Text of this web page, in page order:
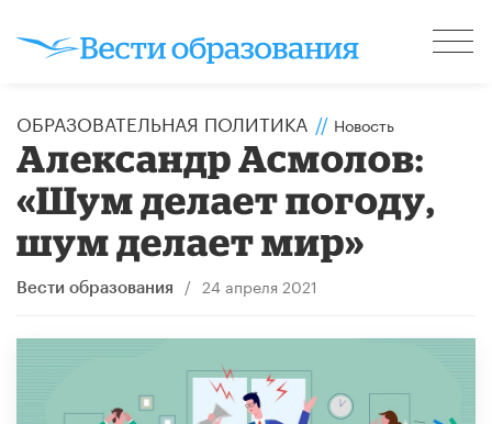
ОБРАЗОВАТЕЛЬНАЯ ПОЛИТИКА // Новость
Александр Асмолов:
«Шум делает погоду,
шум делает мир»
Вести образования / 24 апреля 2021